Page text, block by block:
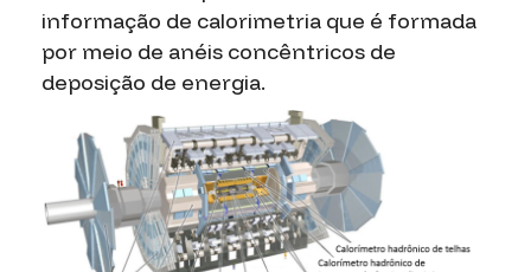
informação de calorimetria que é formada
por meio de anéis concêntricos de
deposição de energia.